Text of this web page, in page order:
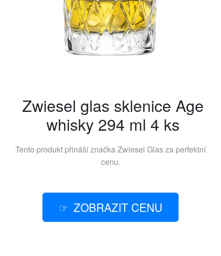
Zwiesel glas sklenice Age
whisky 294 ml 4 ks
Tento produkt přináší značkaZwiesel Glasza perfektní
cenu.
ZOBRAZIT CENU